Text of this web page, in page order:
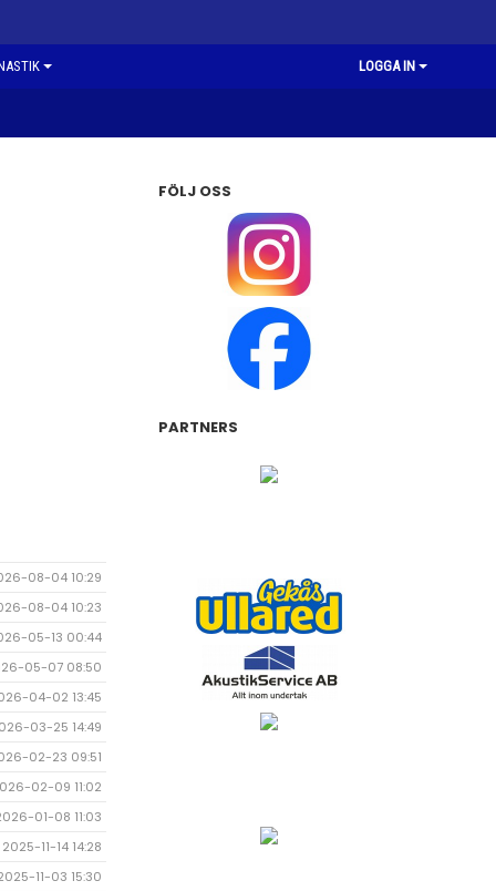
LOGGA IN
08-04 10:29
08-04 10:23
05-13 00:44
05-07 08:50
04-02 13:45
03-25 14:49
02-23 09:51
02-09 11:02
01-08 11:03
2025-11-14 14:28
11-03 15:30
FÖLJ OSS
PARTNERS